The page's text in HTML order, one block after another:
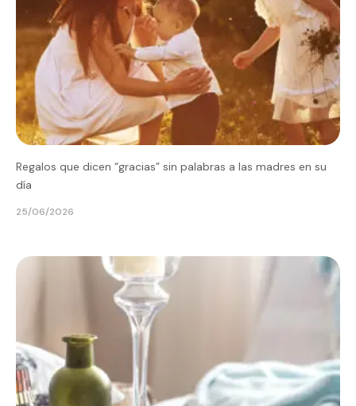
Regalos que dicen “gracias” sin palabras a las madres en su
día
25/06/2026